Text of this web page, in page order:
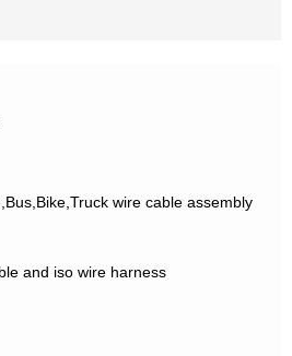
wire cable assembly
and iso wire harness